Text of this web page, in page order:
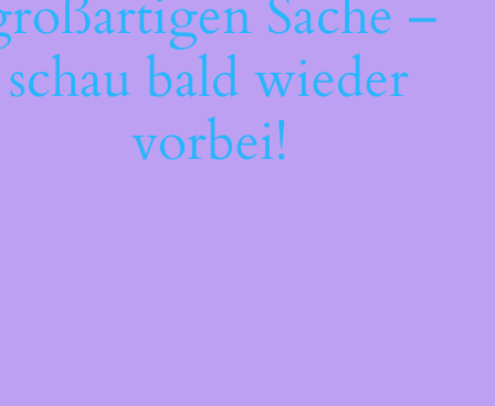
Sache –
schau bald wieder
vorbei!